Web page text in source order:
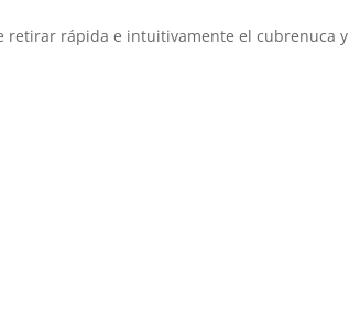
retirar rápida e intuitivamente el cubrenuca y